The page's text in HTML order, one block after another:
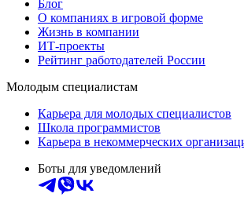
Блог
О компаниях в игровой форме
Жизнь в компании
ИТ-проекты
Рейтинг работодателей России
Молодым специалистам
Карьера для молодых специалистов
Школа программистов
Карьера в некоммерческих
Боты для уведомлений